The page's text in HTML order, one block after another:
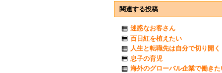
関連する投稿
迷惑なお客さん
百日紅を植えたい
人生と転職先は自分で切り開く
息子の育児
海外のグローバル企業で働きた